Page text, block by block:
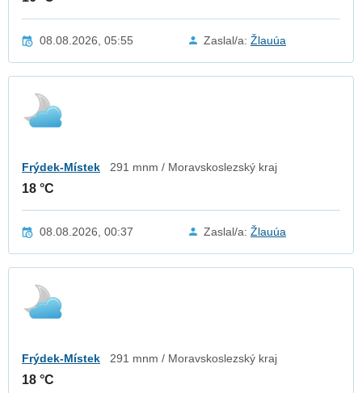
08.08.2026, 05:55 Zaslal/a: Žlauúa
Frýdek-Místek 291 mnm / Moravskoslezský kraj
18 °C
08.08.2026, 00:37 Zaslal/a: Žlauúa
Frýdek-Místek 291 mnm / Moravskoslezský kraj
18 °C